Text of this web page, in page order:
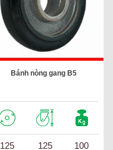
Bánh nòng gang B5
125 125 100